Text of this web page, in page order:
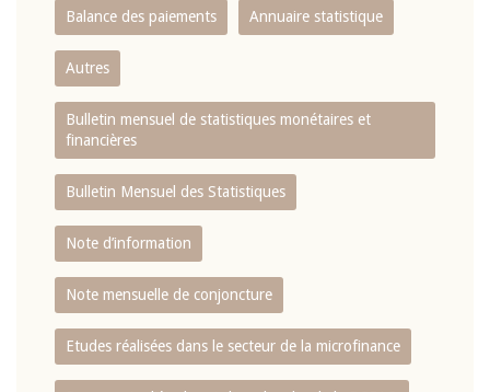
Balance des paiements Annuaire statistique
Autres
Bulletin mensuel de statistiques monétaires et
financières
Bulletin Mensuel des Statistiques
Note d’information
Note mensuelle de conjoncture
Etudes réalisées dans le secteur de la microfinance